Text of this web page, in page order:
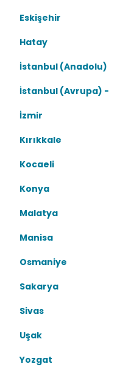
Eskişehir
Hatay
İstanbul (Anadolu)
İstanbul (Avrupa) -
İzmir
Kırıkkale
Kocaeli
Konya
Malatya
Manisa
Osmaniye
Sakarya
Sivas
Uşak
Yozgat